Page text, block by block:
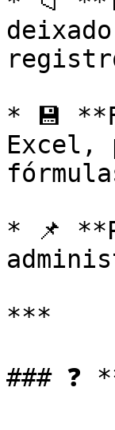
* 💾
Excel,
* 📌
***
### ❓